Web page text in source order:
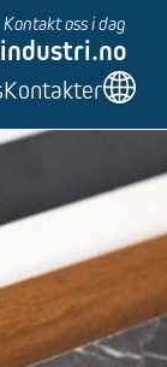
Kontakter
Kontakt oss i dag